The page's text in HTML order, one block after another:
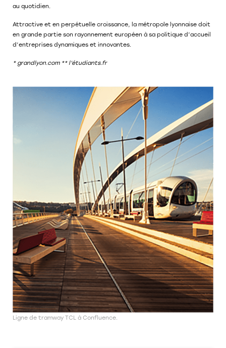
au quotidien.
Attractive et en perpétuelle croissance, la métropole lyonnaise doit
en grande partie son rayonnement européen à sa politique d’accueil
d’entreprises dynamiques et innovantes.
* grandlyon.com ** l’étudiants.fr
Ligne de tramway TCL à Confluence.